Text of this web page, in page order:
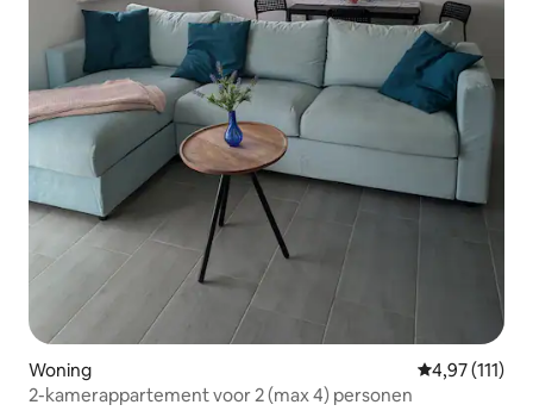
Woning Gemiddelde
4,97 (111)
2-kamerappartement voor 2 (max 4) personen